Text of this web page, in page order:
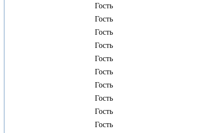
Гость
Гость
Гость
Гость
Гость
Гость
Гость
Гость
Гость
Гость